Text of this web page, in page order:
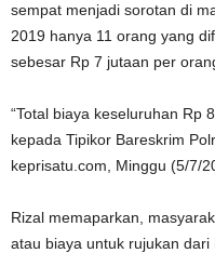
sempat menjadi sorotan di
2019 hanya 11 orang yang
sebesar Rp 7 jutaan per
“Total biaya keseluruhan Rp
kepada Tipikor Bareskrim
keprisatu.com, Minggu (5/7/
Rizal memaparkan,
atau biaya untuk rujukan